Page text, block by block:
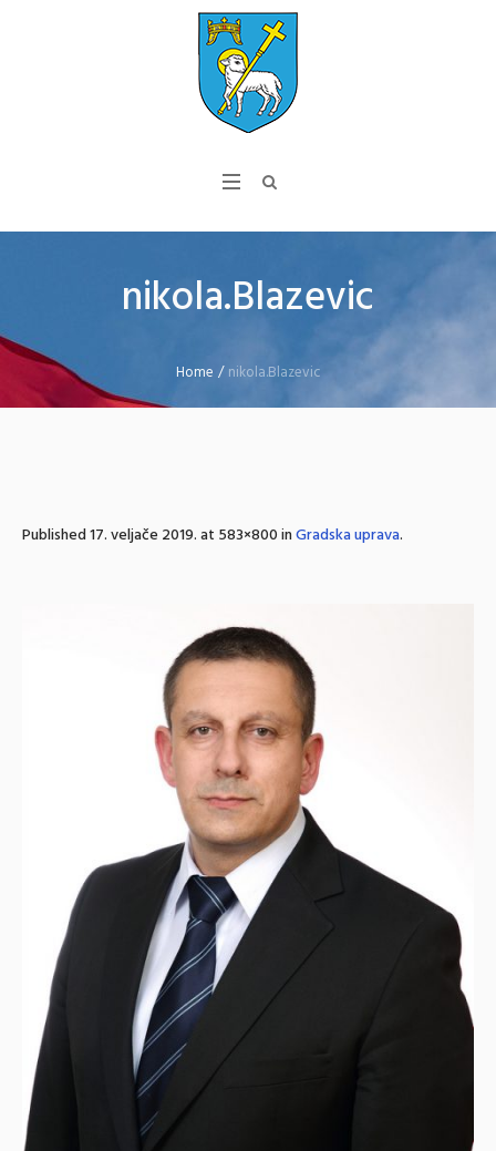
nikola.Blazevic
Home /nikola.Blazevic
Published17. veljače 2019.at 583×800 inGradska uprava.